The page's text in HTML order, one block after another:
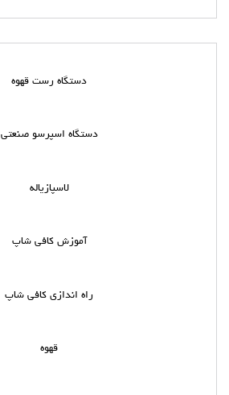
دستگاه رست قهوه
دستگاه اسپرسو صنعتی
لاسپازیاله
آموزش کافی شاپ
راه اندازی کافی شاپ
قهوه